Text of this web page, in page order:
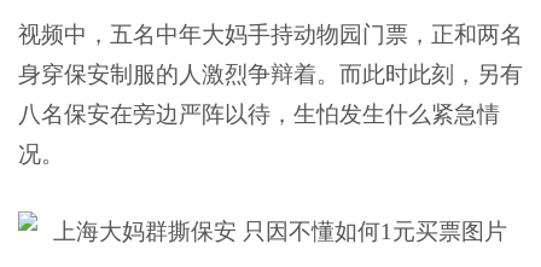
视频中，五名中年大妈手持动物园门票，正和两名
身穿保安制服的人激烈争辩着。而此时此刻，另有
八名保安在旁边严阵以待，生怕发生什么紧急情
况。